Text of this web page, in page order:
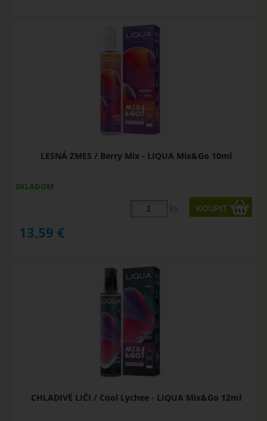
LESNÁ ZMES / Berry Mix - LIQUA Mix&Go 10ml
SKLADOM
ks
13,59 €
CHLADIVÉ LIČI / Cool Lychee - LIQUA Mix&Go 12ml